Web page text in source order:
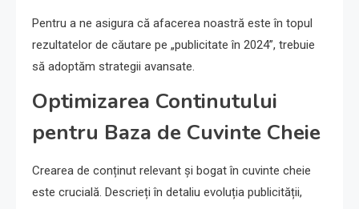
Pentru a ne asigura că afacerea noastră este în topul
rezultatelor de căutare pe „publicitate în 2024”, trebuie
să adoptăm strategii avansate.
Optimizarea Continutului
pentru Baza de Cuvinte Cheie
Crearea de conținut relevant și bogat în cuvinte cheie
este crucială. Descrieți în detaliu evoluția publicității,